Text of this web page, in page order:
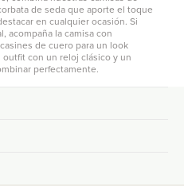
de seda que aporte el toque
en cualquier ocasión. Si
acompaña la camisa con
de cuero para un look
con un reloj clásico y un
perfectamente.